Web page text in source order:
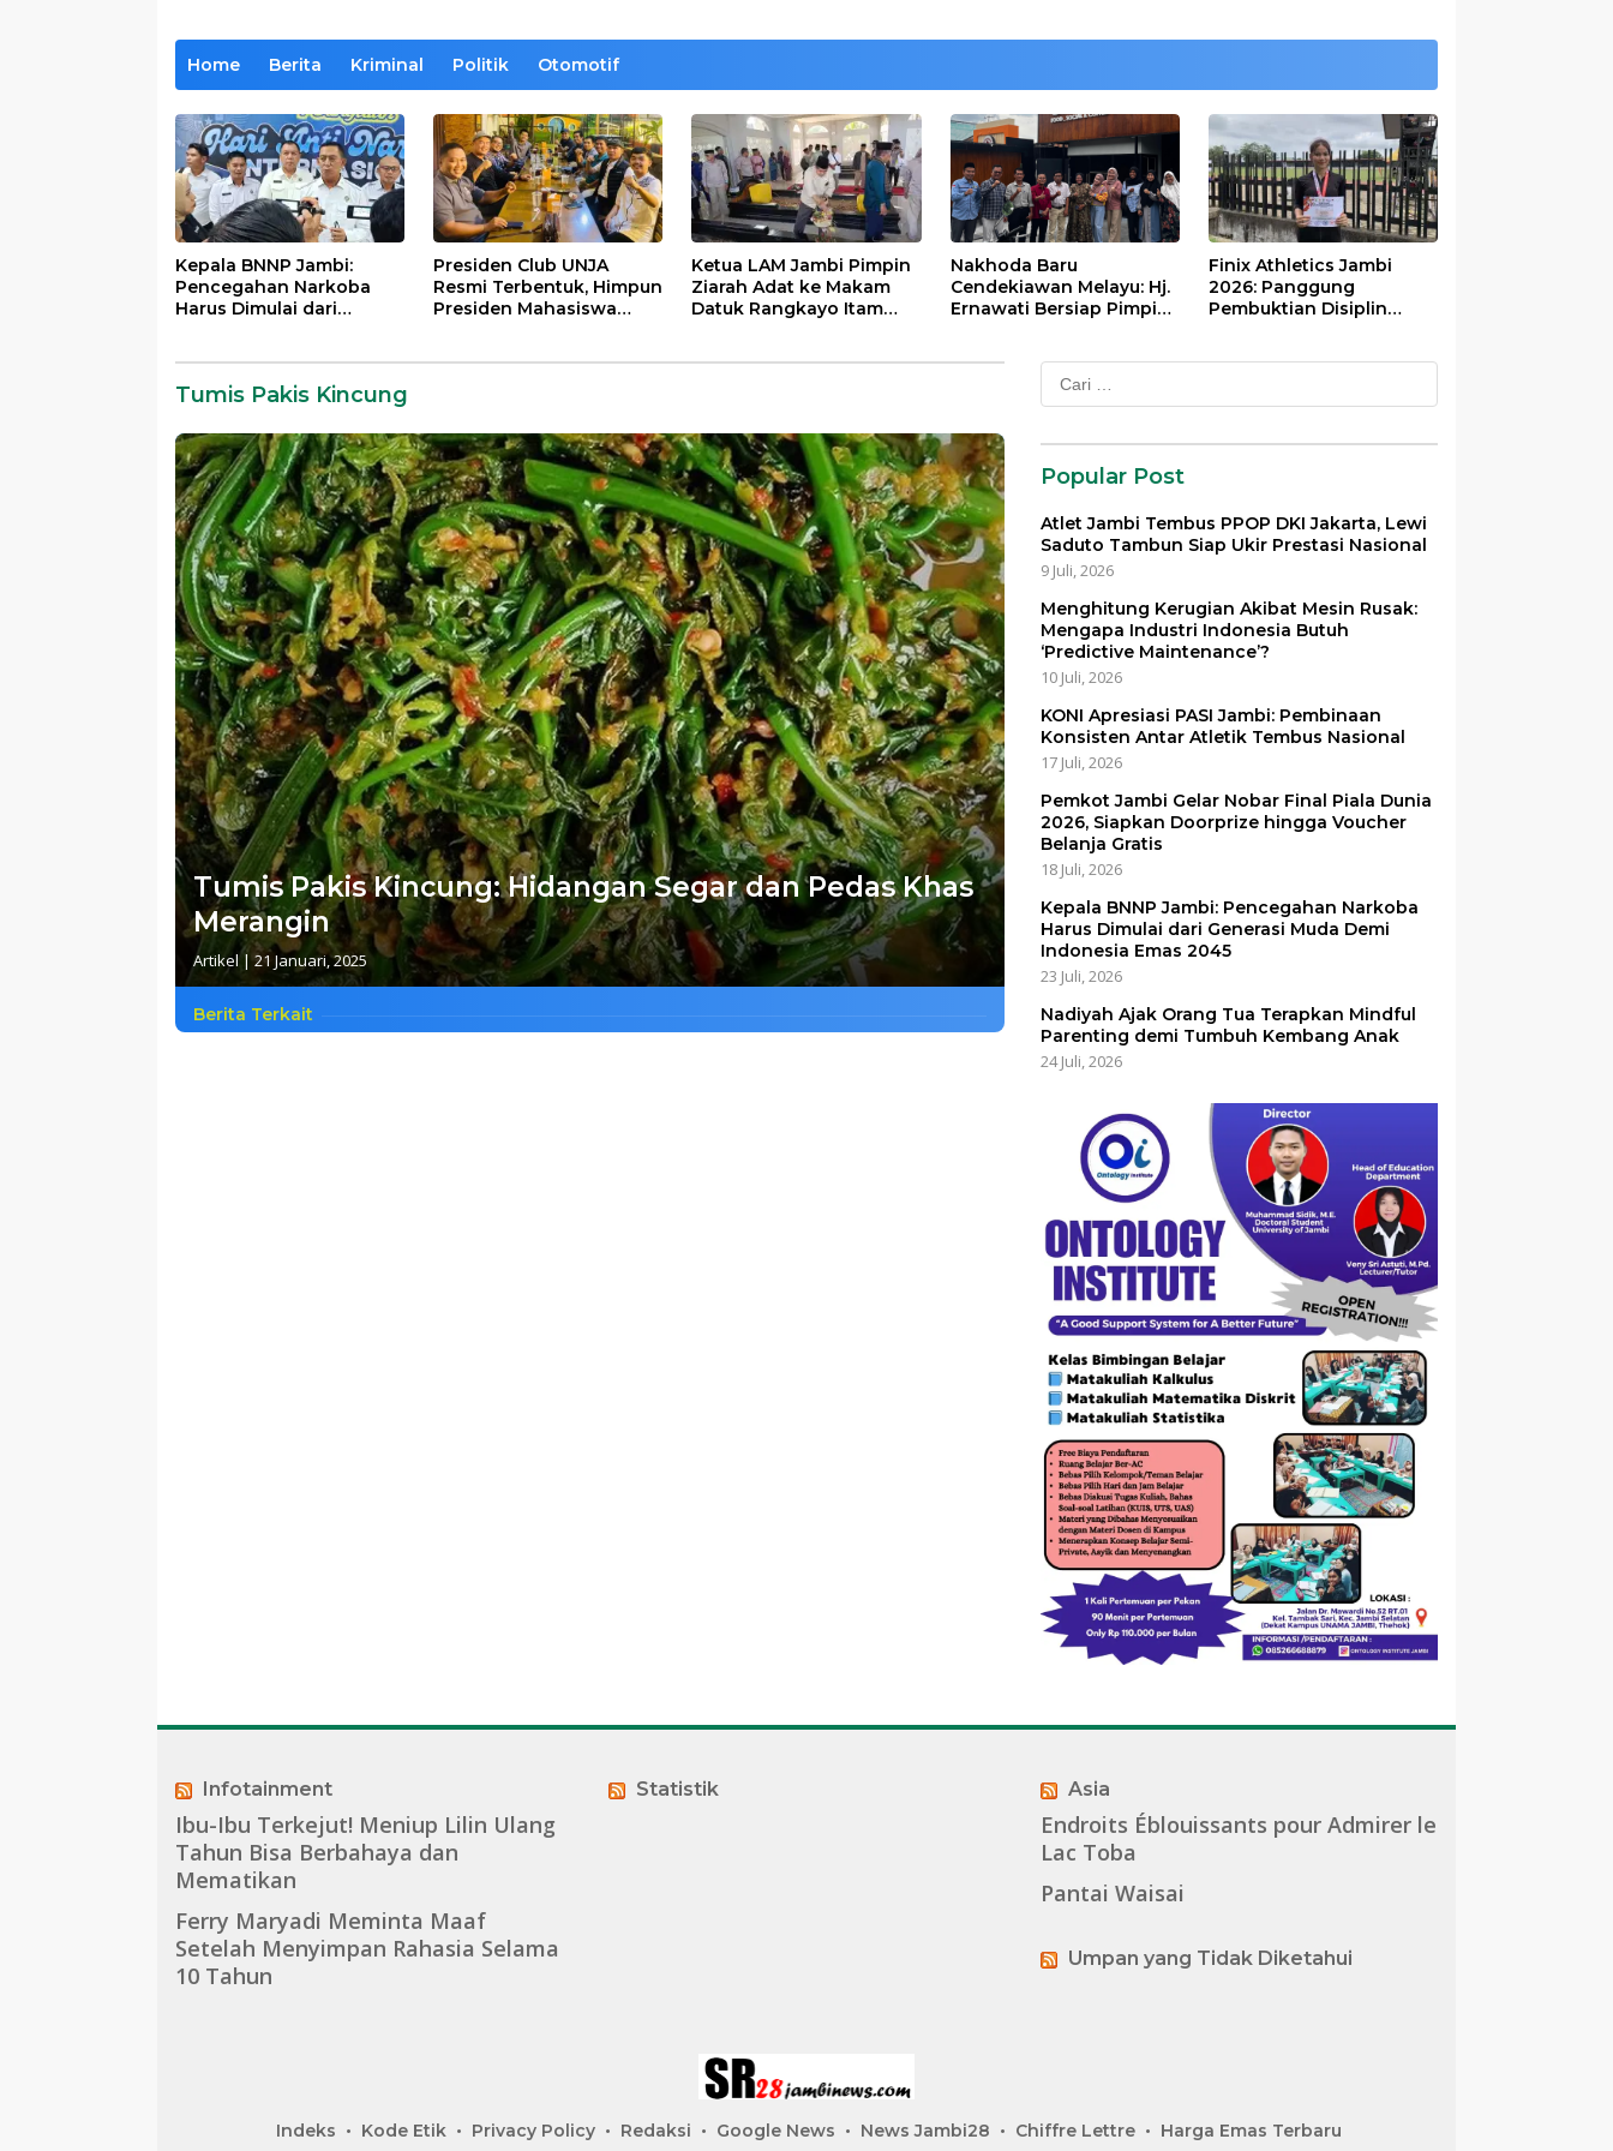
Home Berita Kriminal Politik Otomotif
Kepala BNNP Jambi:
Pencegahan Narkoba
Harus Dimulai dari
Presiden Club UNJA
Resmi Terbentuk, Himpun
Presiden Mahasiswa
Ketua LAM Jambi Pimpin
Ziarah Adat ke Makam
Datuk Rangkayo Itam
Nakhoda Baru
Cendekiawan Melayu: Hj.
Ernawati Bersiap Pimpin
Finix Athletics Jambi
2026: Panggung
Pembuktian Disiplin
Tumis Pakis Kincung
Tumis Pakis Kincung: Hidangan Segar dan Pedas Khas
Merangin
Artikel|21 Januari, 2025
Berita Terkait
Cari
untuk:
Popular Post
Atlet Jambi Tembus PPOP DKI Jakarta, Lewi
Saduto Tambun Siap Ukir Prestasi Nasional
9 Juli, 2026
Menghitung Kerugian Akibat Mesin Rusak:
Mengapa Industri Indonesia Butuh
‘Predictive Maintenance’?
10 Juli, 2026
KONI Apresiasi PASI Jambi: Pembinaan
Konsisten Antar Atletik Tembus Nasional
17 Juli, 2026
Pemkot Jambi Gelar Nobar Final Piala Dunia
2026, Siapkan Doorprize hingga Voucher
Belanja Gratis
18 Juli, 2026
Kepala BNNP Jambi: Pencegahan Narkoba
Harus Dimulai dari Generasi Muda Demi
Indonesia Emas 2045
23 Juli, 2026
Nadiyah Ajak Orang Tua Terapkan Mindful
Parenting demi Tumbuh Kembang Anak
24 Juli, 2026
Infotainment
Ibu-Ibu Terkejut! Meniup Lilin Ulang
Tahun Bisa Berbahaya dan
Mematikan
Ferry Maryadi Meminta Maaf
Setelah Menyimpan Rahasia Selama
10 Tahun
Statistik Asia
Endroits Éblouissants pour Admirer le
Lac Toba
Pantai Waisai
Umpan yang Tidak Diketahui
Indeks Kode Etik Privacy Policy Redaksi Google News News Jambi28 Chiffre Lettre Harga Emas Terbaru